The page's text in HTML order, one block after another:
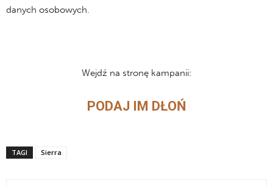
danych osobowych.
Wejdź na stronę kampanii:
PODAJ IM DŁOŃ
TAGI Sierra